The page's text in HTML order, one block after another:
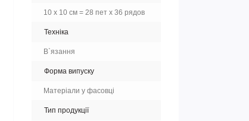
10 х 10 см = 28 пет х 36 рядов
Техніка
В`язання
Форма випуску
Матеріали у фасовці
Тип продукції